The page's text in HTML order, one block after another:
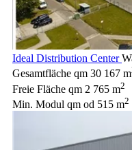
Ideal Distribution Center
Gesamtfläche qm 30 167 m
Freie Fläche qm 2 765 m2
Min. Modul qm od 515 m2